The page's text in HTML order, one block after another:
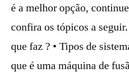
é a melhor opção,
confira os tópicos a seguir.
que faz ? • Tipos de
que é uma máquina de